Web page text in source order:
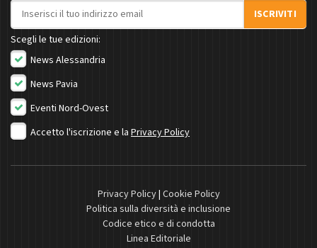
Indirizzo email
ISCRIVITI
Scegli le tue edizioni:
News Alessandria
News Pavia
Eventi Nord-Ovest
Accetto l'iscrizione e la Privacy Policy
Privacy Policy| Cookie Policy
Politica sulla diversità e inclusione
Codice etico e di condotta
Linea Editoriale